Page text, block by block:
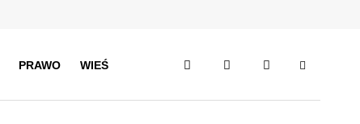
PRAWO WIEŚ